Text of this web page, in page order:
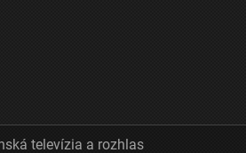
televízia a rozhlas